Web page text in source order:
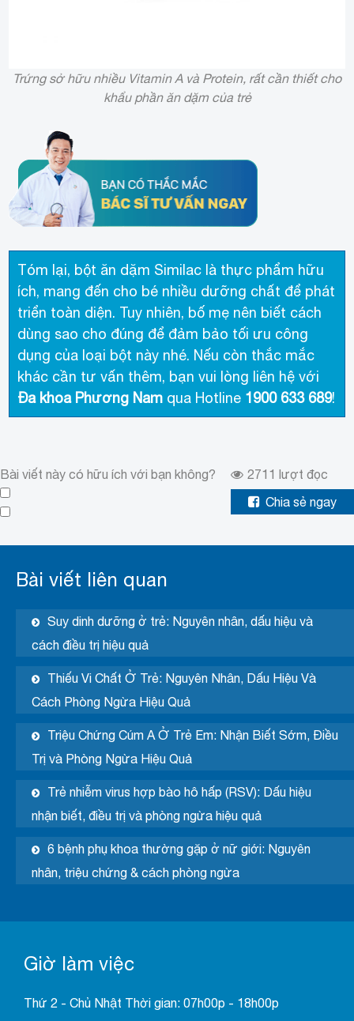
Trứng sở hữu nhiều Vitamin A và Protein, rất cần thiết cho
khẩu phần ăn dặm của trẻ
Tóm lại, bột ăn dặm Similac là thực phẩm hữu
ích, mang đến cho bé nhiều dưỡng chất để phát
triển toàn diện. Tuy nhiên, bố mẹ nên biết cách
dùng sao cho đúng để đảm bảo tối ưu công
dụng của loại bột này nhé. Nếu còn thắc mắc
khác cần tư vấn thêm, bạn vui lòng liên hệ với
Đa khoa Phương Nam qua Hotline 1900 633 689!
Bài viết này có hữu ích với bạn không? 2711 lượt đọc
Chia sẻ ngay
Bài viết liên quan
Suy dinh dưỡng ở trẻ: Nguyên nhân, dấu hiệu và
cách điều trị hiệu quả
Thiếu Vi Chất Ở Trẻ: Nguyên Nhân, Dấu Hiệu Và
Cách Phòng Ngừa Hiệu Quả
Triệu Chứng Cúm A Ở Trẻ Em: Nhận Biết Sớm, Điều
Trị và Phòng Ngừa Hiệu Quả
Trẻ nhiễm virus hợp bào hô hấp (RSV): Dấu hiệu
nhận biết, điều trị và phòng ngừa hiệu quả
6 bệnh phụ khoa thường gặp ở nữ giới: Nguyên
nhân, triệu chứng & cách phòng ngừa
Giờ làm việc
Thứ 2 - Chủ Nhật Thời gian: 07h00p - 18h00p